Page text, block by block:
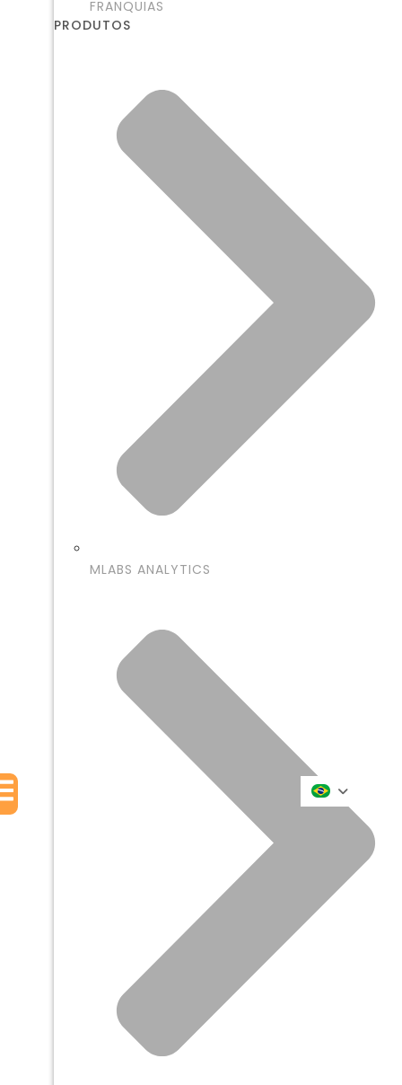
FRANQUIAS
PRODUTOS
MLABS ANALYTICS